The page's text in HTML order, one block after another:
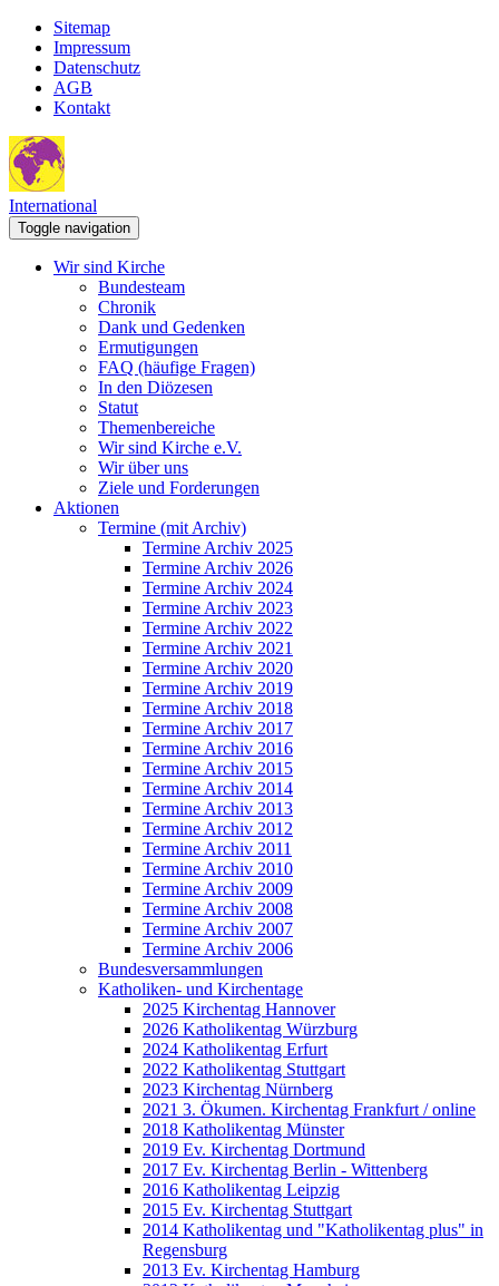
Sitemap
Impressum
Datenschutz
AGB
Kontakt
International
Toggle navigation
Wir sind Kirche
Bundesteam
Chronik
Dank und Gedenken
Ermutigungen
FAQ (häufige Fragen)
In den Diözesen
Statut
Themenbereiche
Wir sind Kirche e.V.
Wir über uns
Ziele und Forderungen
Aktionen
Termine (mit Archiv)
Termine Archiv 2025
Termine Archiv 2026
Termine Archiv 2024
Termine Archiv 2023
Termine Archiv 2022
Termine Archiv 2021
Termine Archiv 2020
Termine Archiv 2019
Termine Archiv 2018
Termine Archiv 2017
Termine Archiv 2016
Termine Archiv 2015
Termine Archiv 2014
Termine Archiv 2013
Termine Archiv 2012
Termine Archiv 2011
Termine Archiv 2010
Termine Archiv 2009
Termine Archiv 2008
Termine Archiv 2007
Termine Archiv 2006
Bundesversammlungen
Katholiken- und Kirchentage
2025 Kirchentag Hannover
2026 Katholikentag Würzburg
2024 Katholikentag Erfurt
2022 Katholikentag Stuttgart
2023 Kirchentag Nürnberg
2021 3. Ökumen. Kirchentag Frankfurt / online
2018 Katholikentag Münster
2019 Ev. Kirchentag Dortmund
2017 Ev. Kirchentag Berlin - Wittenberg
2016 Katholikentag Leipzig
2015 Ev. Kirchentag Stuttgart
2014 Katholikentag und "Katholikentag plus" in
Regensburg
2013 Ev. Kirchentag Hamburg